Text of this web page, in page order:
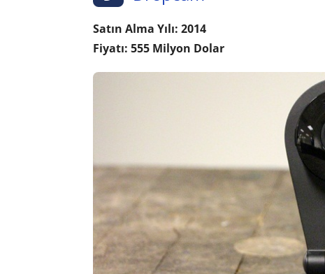
Satın Alma Yılı: 2014
Fiyatı: 555 Milyon Dolar